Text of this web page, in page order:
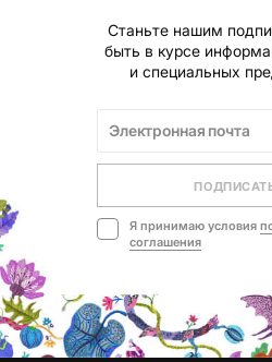
Станьте нашим
быть в курсе
и специальных
Я принимаю условия
соглашения